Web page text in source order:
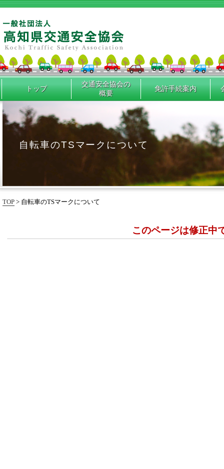
トップ
交通安全協会の
概要
免許手続案内
自転車のTSマークについて
TOP > 自転車のTSマークについて
このページは修正中